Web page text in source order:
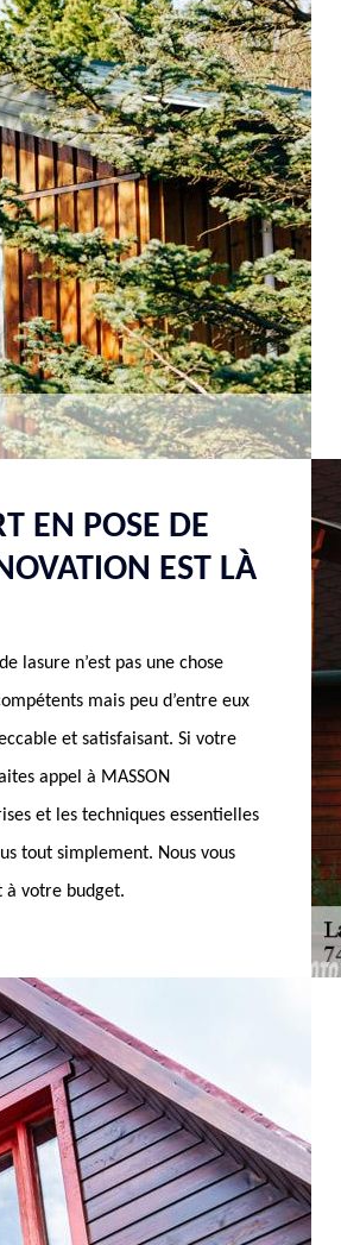
EN POSE DE
EST LÀ
lasure n’est pas une chose
mais peu d’entre eux
et satisfaisant. Si votre
appel à MASSON
et les techniques essentielles
tout simplement. Nous vous
votre budget.